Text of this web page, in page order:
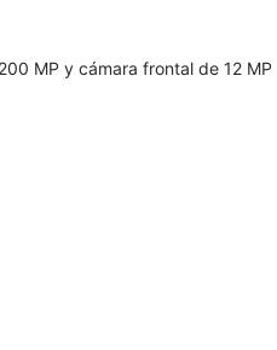
MP y cámara frontal de 12 MP